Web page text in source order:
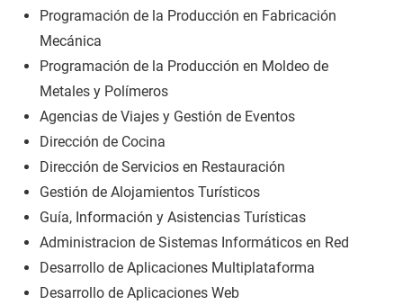
Programación de la Producción en Fabricación
Mecánica
Programación de la Producción en Moldeo de
Metales y Polímeros
Agencias de Viajes y Gestión de Eventos
Dirección de Cocina
Dirección de Servicios en Restauración
Gestión de Alojamientos Turísticos
Guía, Información y Asistencias Turísticas
Administracion de Sistemas Informáticos en Red
Desarrollo de Aplicaciones Multiplataforma
Desarrollo de Aplicaciones Web